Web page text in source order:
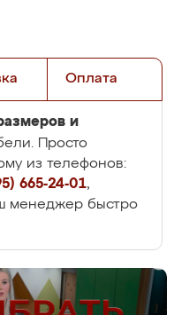
Оплата
и
Просто
из телефонов:
665-24-01,
менеджер быстро